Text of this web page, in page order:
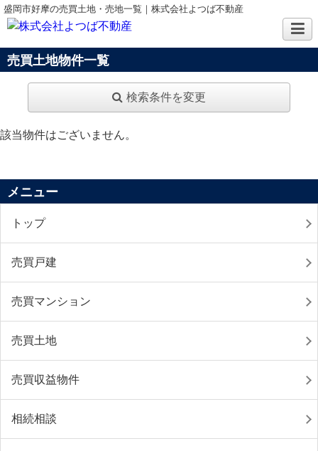
盛岡市好摩の売買土地・売地一覧｜株式会社よつば不動産
売買土地物件一覧
検索条件を変更
該当物件はございません。
メニュー
トップ
売買戸建
売買マンション
売買土地
売買収益物件
相続相談